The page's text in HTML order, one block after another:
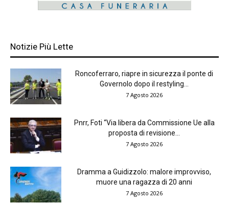
Notizie Più Lette
Roncoferraro, riapre in sicurezza il ponte di
Governolo dopo il restyling...
7 Agosto 2026
Pnrr, Foti “Via libera da Commissione Ue alla
proposta di revisione...
7 Agosto 2026
Dramma a Guidizzolo: malore improvviso,
muore una ragazza di 20 anni
7 Agosto 2026